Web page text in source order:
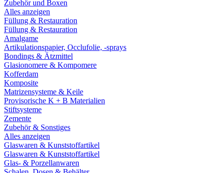
Zubehör und Boxen
Alles anzeigen
Füllung & Restauration
Füllung & Restauration
Amalgame
Artikulationspapier, Occlufolie, -sprays
Bondings & Ätzmittel
Glasionomere & Kompomere
Kofferdam
Komposite
Matrizensysteme & Keile
Provisorische K + B Materialien
Stiftsysteme
Zemente
Zubehör & Sonstiges
Alles anzeigen
Glaswaren & Kunststoffartikel
Glaswaren & Kunststoffartikel
Glas- & Porzellanwaren